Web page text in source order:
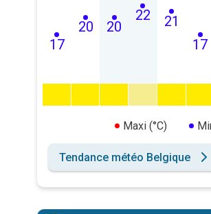
17
20 20
22 21
17
Maxi (°C)
Tendance météo Belgique